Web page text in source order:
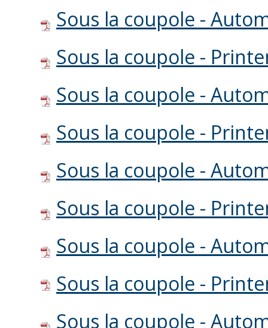
Sous la coupole -
Sous la coupole -
Sous la coupole -
Sous la coupole -
Sous la coupole -
Sous la coupole -
Sous la coupole -
Sous la coupole -
Sous la coupole -